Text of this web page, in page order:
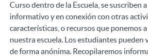
Curso dentro de la Escuela, se suscriben
informativo y en conexión con otras
características, o recursos que ponemos
nuestra escuela. Los estudiantes pueden
de forma anónima. Recopilaremos